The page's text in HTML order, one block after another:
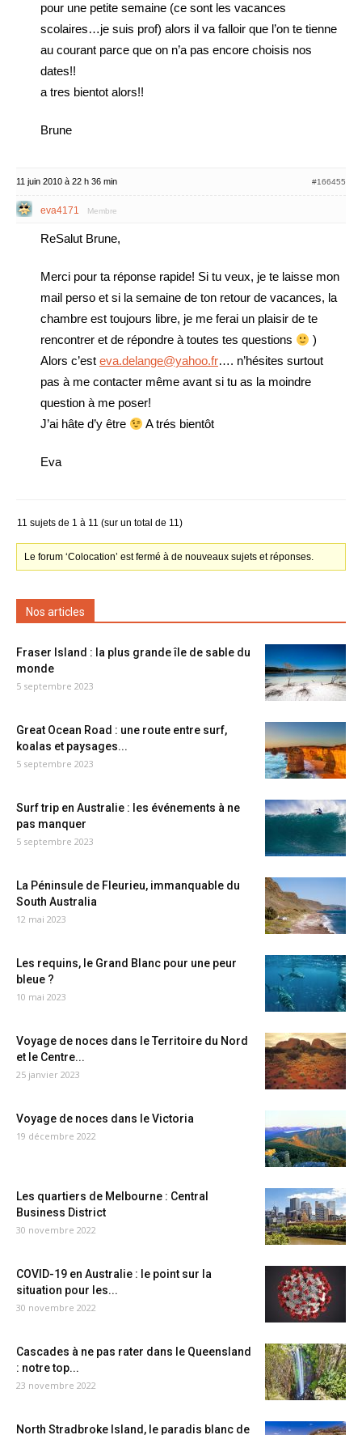
pour une petite semaine (ce sont les vacances
scolaires…je suis prof) alors il va falloir que l’on te tienne
au courant parce que on n’a pas encore choisis nos
dates!!
a tres bientot alors!!
Brune
11 juin 2010 à 22 h 36 min #166455
eva4171 Membre
ReSalut Brune,
Merci pour ta réponse rapide! Si tu veux, je te laisse mon
mail perso et si la semaine de ton retour de vacances, la
chambre est toujours libre, je me ferai un plaisir de te
rencontrer et de répondre à toutes tes questions
)
Alors c’est eva.delange@yahoo.fr…. n’hésites surtout
pas à me contacter même avant si tu as la moindre
question à me poser!
J’ai hâte d’y être
A trés bientôt
Eva
11 sujets de 1 à 11 (sur un total de 11)
Le forum ‘Colocation’ est fermé à de nouveaux sujets et réponses.
Nos articles
Fraser Island : la plus grande île de sable du
monde
5 septembre 2023
Great Ocean Road : une route entre surf,
koalas et paysages...
5 septembre 2023
Surf trip en Australie : les événements à ne
pas manquer
5 septembre 2023
La Péninsule de Fleurieu, immanquable du
South Australia
12 mai 2023
Les requins, le Grand Blanc pour une peur
bleue ?
10 mai 2023
Voyage de noces dans le Territoire du Nord
et le Centre...
25 janvier 2023
Voyage de noces dans le Victoria
19 décembre 2022
Les quartiers de Melbourne : Central
Business District
30 novembre 2022
COVID-19 en Australie : le point sur la
situation pour les...
30 novembre 2022
Cascades à ne pas rater dans le Queensland
: notre top...
23 novembre 2022
North Stradbroke Island, le paradis blanc de